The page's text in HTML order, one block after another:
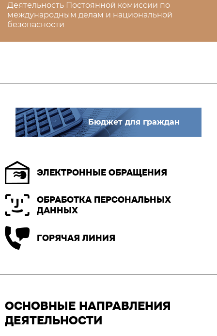
Деятельность Постоянной комиссии по
международным делам и национальной
безопасности
Бюджет для граждан
ЭЛЕКТРОННЫЕ ОБРАЩЕНИЯ
ОБРАБОТКА ПЕРСОНАЛЬНЫХ
ДАННЫХ
ГОРЯЧАЯ ЛИНИЯ
ОСНОВНЫЕ НАПРАВЛЕНИЯ
ДЕЯТЕЛЬНОСТИ